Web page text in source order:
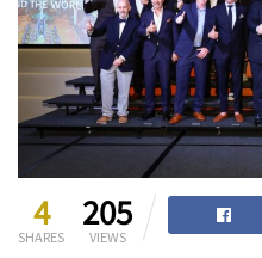
4
SHARES
205
VIEWS